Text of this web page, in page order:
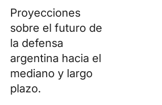
Proyecciones
sobre el futuro de
la defensa
argentina hacia el
mediano y largo
plazo.